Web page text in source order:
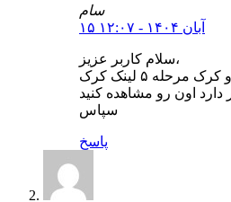
سام
۱۵ آبان ۱۴۰۴ - ۱۲:۰۷
سلام کاربر عزیز،
در قسمت آموزش نصب و کرک مرحله ۵ لینک کرک
سپاس
پاسخ